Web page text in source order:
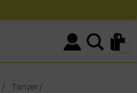
0
/ Tänzer/